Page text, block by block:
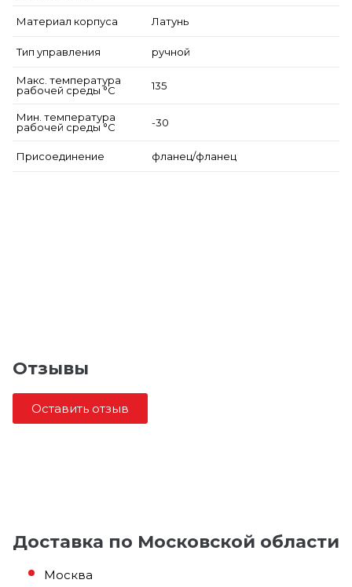
Материал корпуса Латунь
Тип управления ручной
Макс. температура
рабочей среды °С
135
Мин. температура
рабочей среды °С
-30
Присоединение фланец/фланец
Отзывы
Оставить отзыв
Доставка по Московской области
Москва